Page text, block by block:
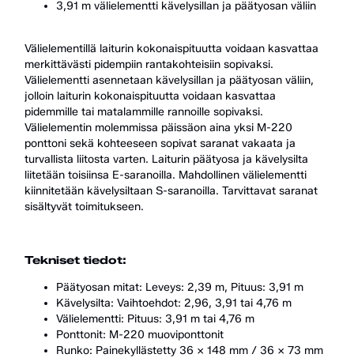
3,91 m välielementti kävelysillan ja päätyosan väliin
Välielementillä laiturin kokonaispituutta voidaan kasvattaa
merkittävästi pidempiin rantakohteisiin sopivaksi.
Välielementti asennetaan kävelysillan ja päätyosan väliin,
jolloin laiturin kokonaispituutta voidaan kasvattaa
pidemmille tai matalammille rannoille sopivaksi.
Välielementin molemmissa päissäon aina yksi M-220
ponttoni sekä kohteeseen sopivat saranat vakaata ja
turvallista liitosta varten. Laiturin päätyosa ja kävelysilta
liitetään toisiinsa E-saranoilla. Mahdollinen välielementti
kiinnitetään kävelysiltaan S-saranoilla. Tarvittavat saranat
sisältyvät toimitukseen.
Tekniset tiedot:
Päätyosan mitat: Leveys: 2,39 m, Pituus: 3,91 m
Kävelysilta: Vaihtoehdot: 2,96, 3,91 tai 4,76 m
Välielementti: Pituus: 3,91 m tai 4,76 m
Ponttonit: M-220 muoviponttonit
Runko: Painekyllästetty 36 x 148 mm / 36 x 73 mm